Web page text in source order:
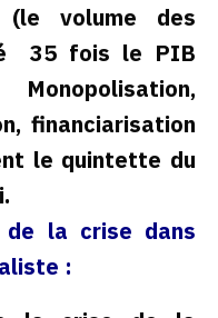
(le volume des
35 fois le PIB
financiarisation
le quintette du
de la crise dans
: